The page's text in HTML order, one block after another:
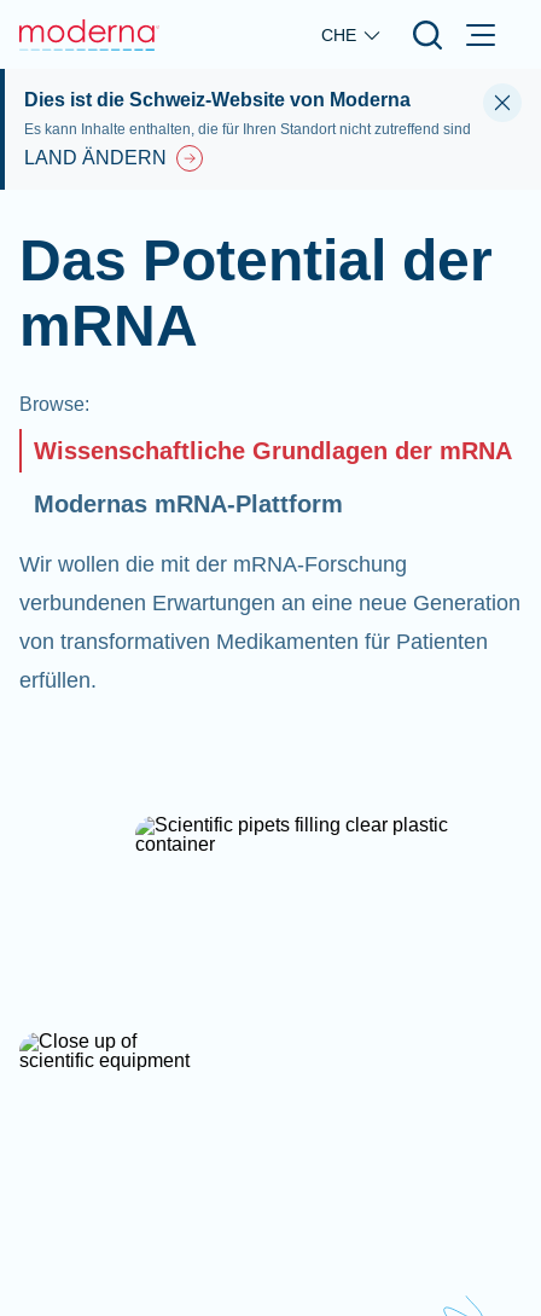
Skip to main content
CHE
Dies ist die Schweiz-Website von Moderna
Es kann Inhalte enthalten, die für Ihren Standort nicht zutreffend sind
LAND ÄNDERN
Das Potential der
mRNA
Browse:
Wissenschaftliche Grundlagen der mRNA
Modernas mRNA-Plattform
Wir wollen die mit der mRNA-Forschung
verbundenen Erwartungen an eine neue Generation
von transformativen Medikamenten für Patienten
erfüllen.